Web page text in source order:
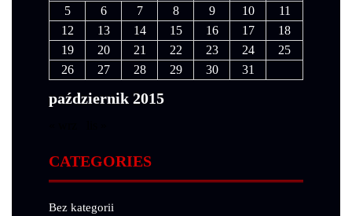
październik 2015
5
6 7 8 9 10
11
12
13 14 15 16 17
18
19
20 21 22 23 24
25
26
27 28 29 30 31
CATEGORIES
Bez kategorii